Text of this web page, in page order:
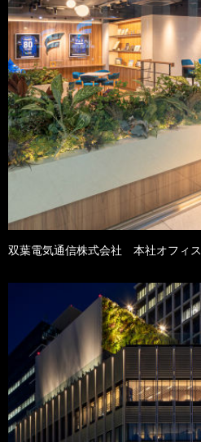
双葉電気通信株式会社 本社オフィス